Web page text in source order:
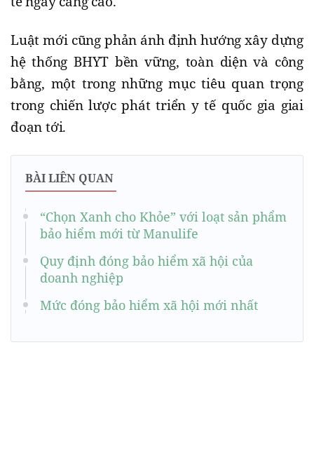
Luật mới cũng phản ánh định hướng xây dựng
hệ thống BHYT bền vững, toàn diện và công
bằng, một trong những mục tiêu quan trọng
trong chiến lược phát triển y tế quốc gia giai
đoạn tới.
BÀI LIÊN QUAN
“Chọn Xanh cho Khỏe” với loạt sản phẩm
bảo hiểm mới từ Manulife
Quy định đóng bảo hiểm xã hội của
doanh nghiệp
Mức đóng bảo hiểm xã hội mới nhất